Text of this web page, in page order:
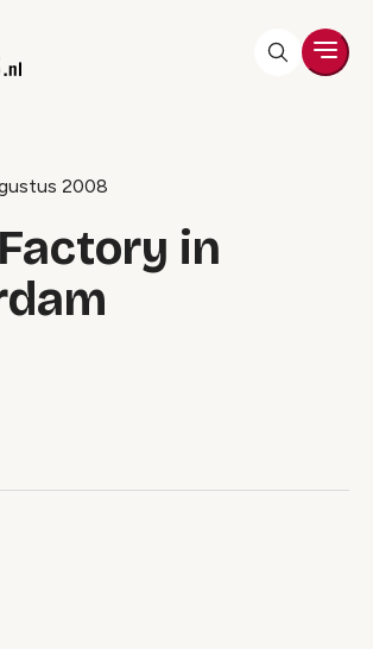
2008
in
artikel